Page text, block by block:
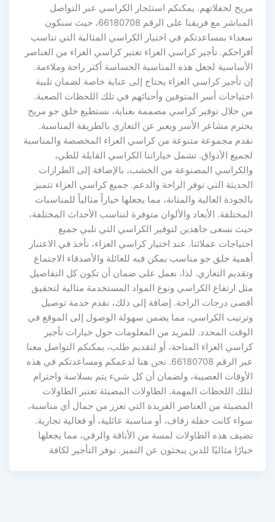
مريح لحفلاتهم. يمكنكم استئجار الكراسي عبر التواصل
المباشر مع فريقنا على الرقم 66180708، حيث سنكون
سعداء بمساعدتكم في اختيار الكراسي المثالية التي تناسب
أفراحكم. تأجير كراسي العزاء تعتبر كراسي العزاء من العناصر
الأساسية لجعل هذه المناسبة الحساسة أكثر راحة وملاءمة.
إن تأجير كراسي العزاء يحتاج إلى عناية خاصة لضمان تلبية
احتياجات أسر المتوفين وأحبائهم في تلك اللحظات الصعبة.
من خلال توفير كراسي مصممة بعناية، نستطيع خلق جو مريح
يحترم مشاعر الأسر ويعبر عن التعازي بالطريقة المناسبة.
نقدم مجموعة متنوعة من كراسي العزاء المخصصة والمناسبة
لجميع الأذواق. تشمل خياراتنا الكراسي القابلة للطي،
والكراسي المصنوعة من الخشب، بالإضافة إلى الطرازات
الحديثة التي توفر الراحة والدعم. جميع كراسي العزاء تتميز
بالجودة العالية والمتانة، مما يجعلها خياراً مثالياً للمناسبات
المختلفة. الأبعاد والألوان متوفرة لتناسب الأحداث المختلفة،
حيث نسعى جاهدين لتوفير الكراسي التي تلبي جميع
احتياجات عملائنا. عند اختيار كراسي العزاء، نأخذ في الاعتبار
أهمية خلق جو مناسب يمكن فيه للعائلة والأصدقاء الاجتماع
وتقديم التعازي. لذا، نعمل على ضمان أن تكون كل التفاصيل
مثل ارتفاع الكراسي ونوع المواد المستخدمة مثالية لتحقيق
أقصى درجات الراحة. إضافة إلى ذلك، نقدم خدمة توصيل
وترتيب الكراسي، مما يضمن سهولة الوصول إلى الموقع في
الوقت المحدد. للمزيد من المعلومات حول خيارات تأجير
كراسي العزاء المتاحة، أو لتقديم طلب، يمكنكم التواصل معنا
عبر الرقم 66180708. نحن هنا لدعمكم ومساعدتكم في هذه
الأوقات العصيبة، ولضمان أن كل شيء يتم بسلاسة واحترام
لتلك اللحظات المهمة. الطاولات المضيئة تعتبر الطاولات
المضيئة من العناصر الفريدة التي تعزز من جمال أي مناسبة،
سواء كانت حفلة زفاف، أو مناسبة عائلية، أو فعالية تجارية.
تضيف هذه الطاولات لمسة من الأناقة والرقي، مما يجعلها
خيارًا مثاليًا للذين يبحثون عن التميز. توفر التأجير لكافة